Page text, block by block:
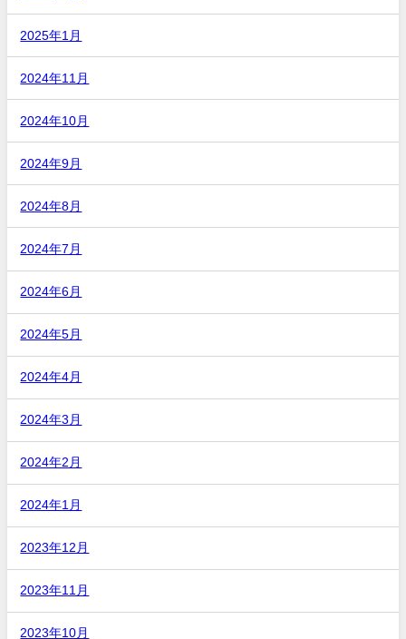
2025年1月
2024年11月
2024年10月
2024年9月
2024年8月
2024年7月
2024年6月
2024年5月
2024年4月
2024年3月
2024年2月
2024年1月
2023年12月
2023年11月
2023年10月